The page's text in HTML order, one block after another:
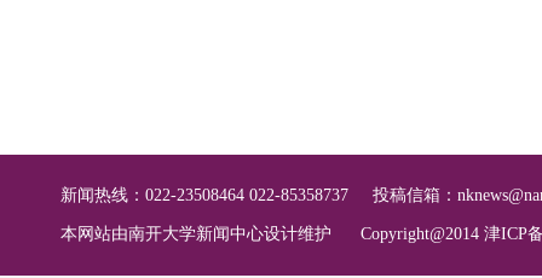
新闻热线：022-23508464 022-85358737 投稿信箱：
本网站由南开大学新闻中心设计维护 Copyright@2014 津ICP